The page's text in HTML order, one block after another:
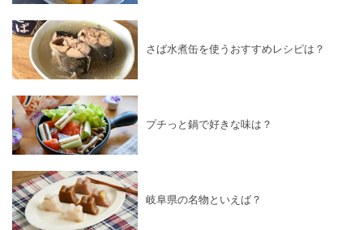
さば水煮缶を使うおすすめレシピは？
プチっと鍋で好きな味は？
岐阜県の名物といえば？